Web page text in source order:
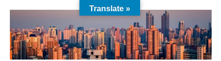
Translate »